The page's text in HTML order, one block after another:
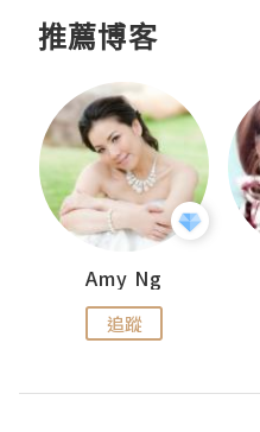
推薦博客
Amy Ng
追蹤